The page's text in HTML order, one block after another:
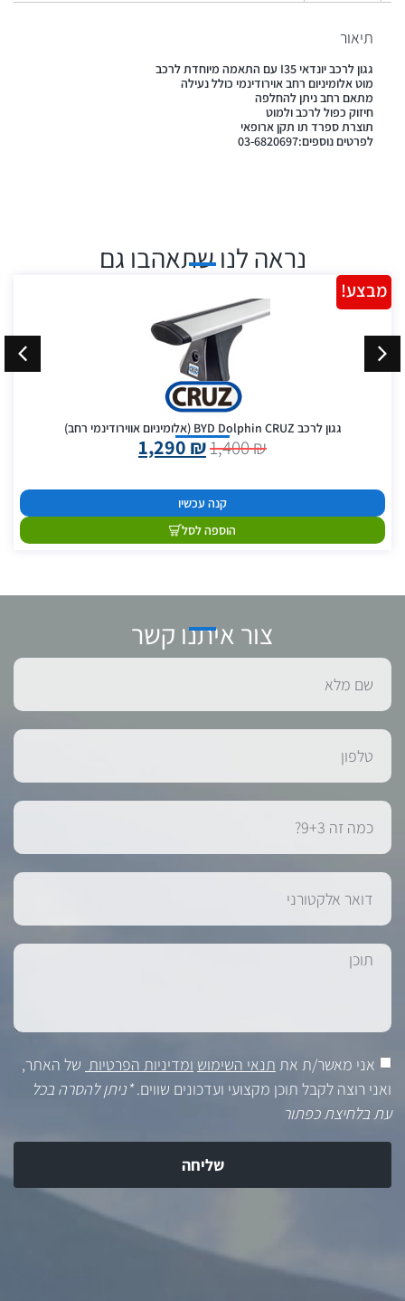
תיאור
גגון לרכב יונדאי I35 עם התאמה מיוחדת לרכב
מוט אלומיניום רחב אוירודינמי כולל נעילה
מתאם רחב ניתן להחלפה
חיזוק כפול לרכב ולמוט
תוצרת ספרד תו תקן ארופאי
לפרטים נוספים:03-6820697
נראה לנו שתאהבו גם
גגון לרכב BYD Dolphin CRUZ (אלומיניום אווירודינמי רחב)
1,400₪
1,290₪
קנה עכשיו
הוספה לסל
מבצע!
צור איתנו קשר
אני מאשר/ת את תנאי השימוש ומדיניות הפרטיות של האתר,
ואני רוצה לקבל תוכן מקצועי ועדכונים שווים.*ניתן להסרה בכל
עת בלחיצת כפתור
שליחה